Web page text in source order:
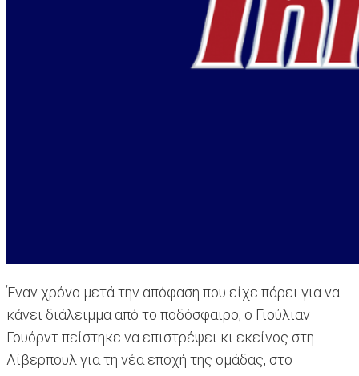
Έναν χρόνο μετά την απόφαση που είχε πάρει για να
κάνει διάλειμμα από το ποδόσφαιρο, ο Γιούλιαν
Γουόρντ πείστηκε να επιστρέψει κι εκείνος στη
Λίβερπουλ για τη νέα εποχή της ομάδας, στο